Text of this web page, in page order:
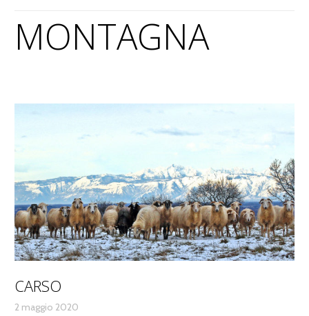
MONTAGNA
CARSO
2 maggio 2020